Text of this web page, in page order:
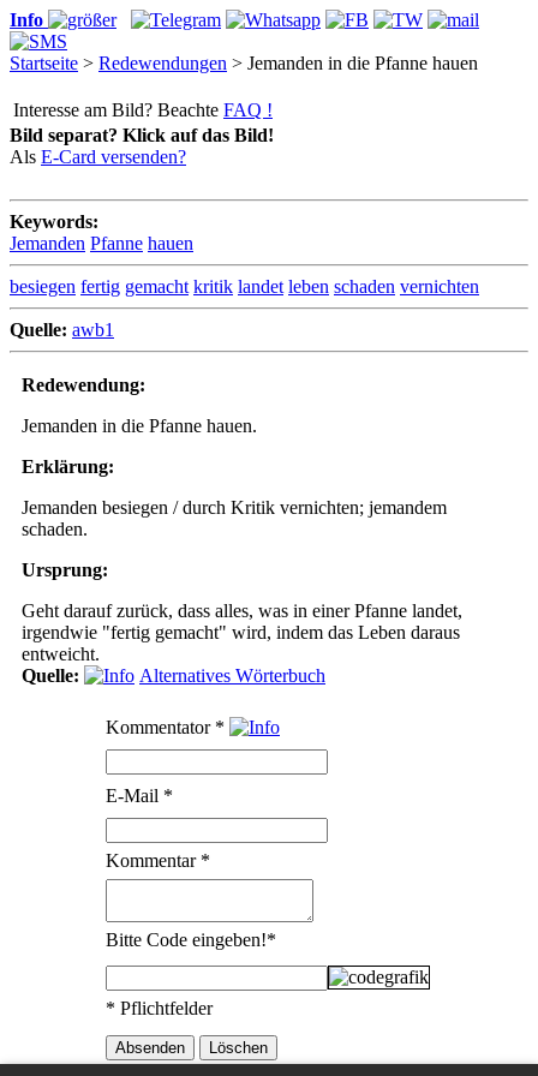
Info
Startseite > Redewendungen > Jemanden in die Pfanne hauen
Interesse am Bild? Beachte FAQ !
Bild separat? Klick auf das Bild!
Als E-Card versenden?
Keywords:
Jemanden Pfanne hauen
besiegen fertig gemacht kritik landet leben schaden vernichten
Quelle: awb1
Redewendung:
Jemanden in die Pfanne hauen.
Erklärung:
Jemanden besiegen / durch Kritik vernichten; jemandem
schaden.
Ursprung:
Geht darauf zurück, dass alles, was in einer Pfanne landet,
irgendwie "fertig gemacht" wird, indem das Leben daraus
entweicht.
Quelle:
Alternatives Wörterbuch
Kommentator *
E-Mail *
Kommentar *
Bitte Code eingeben!*
* Pflichtfelder